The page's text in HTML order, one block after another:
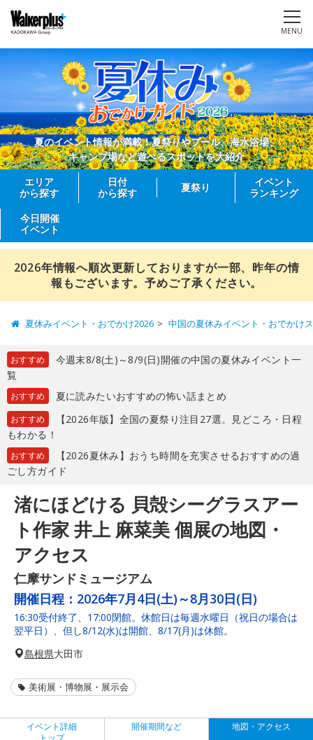
MENU
夏のイベント情報が満載！夏祭りやプール、海水浴場、
キャンプ場など遊べるスポットを大紹介
エリア
から探す
日付
から探す
夏祭り
イベント
ランキング
今日開催
イベント
2026年情報へ順次更新しておりますが一部、昨年の情
報もございます。予めご了承ください。
夏休みイベント・おでかけ2026 中国の夏休みイベント・おでかけ
おすすめ
今週末8/8(土)～8/9(日)開催の中国の夏休みイベント一
覧
おすすめ 夏に読みたいおすすめの怖い話まとめ
おすすめ
【2026年版】全国の夏祭り注目27選。見どころ・日程
もわかる！
おすすめ
【2026夏休み】おうち時間を充実させるおすすめの過
ごし方ガイド
渚にほどける 貝殻シーグラスアー
ト作家 井上 麻菜美 個展の地図・
アクセス
仁摩サンドミュージアム
開催日程： 2026年7月4日(土)～8月30日(日)
16:30受付終了、17:00閉館。休館日は毎週水曜日（祝日の場合は
翌平日）、但し8/12(水)は開館、8/17(月)は休館。
島根県大田市
美術展・博物展・展示会
イベント詳細
トップ
開催期間など 地図・アクセス